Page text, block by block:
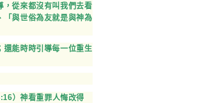
，從來都沒有叫我們去看
「與世俗為友就是與神為
還能時時引導每一位重生
）神看重罪人悔改得